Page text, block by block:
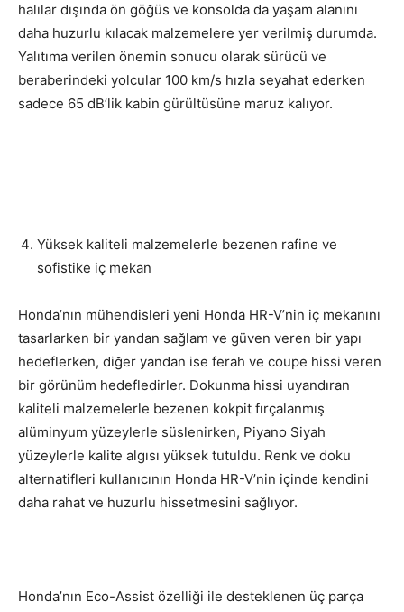
halılar dışında ön göğüs ve konsolda da yaşam alanını
daha huzurlu kılacak malzemelere yer verilmiş durumda.
Yalıtıma verilen önemin sonucu olarak sürücü ve
beraberindeki yolcular 100 km/s hızla seyahat ederken
sadece 65 dB’lik kabin gürültüsüne maruz kalıyor.
Yüksek kaliteli malzemelerle bezenen rafine ve
sofistike iç mekan
Honda’nın mühendisleri yeni Honda HR-V’nin iç mekanını
tasarlarken bir yandan sağlam ve güven veren bir yapı
hedeflerken, diğer yandan ise ferah ve coupe hissi veren
bir görünüm hedefledirler. Dokunma hissi uyandıran
kaliteli malzemelerle bezenen kokpit fırçalanmış
alüminyum yüzeylerle süslenirken, Piyano Siyah
yüzeylerle kalite algısı yüksek tutuldu. Renk ve doku
alternatifleri kullanıcının Honda HR-V’nin içinde kendini
daha rahat ve huzurlu hissetmesini sağlıyor.
Honda’nın Eco-Assist özelliği ile desteklenen üç parça